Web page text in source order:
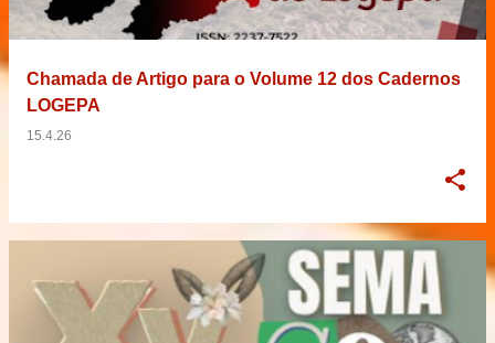
Chamada de Artigo para o Volume 12 dos Cadernos
LOGEPA
15.4.26